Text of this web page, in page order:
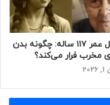
راز طول عمر ۱۱۷ ساله: چگونه بدن
مخرب فرار می‌کند؟